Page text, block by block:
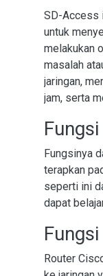
SD-Access
untuk
melakukan
masalah
jaringan,
jam, serta
Fungsinya
terapkan
seperti ini
dapat
Router